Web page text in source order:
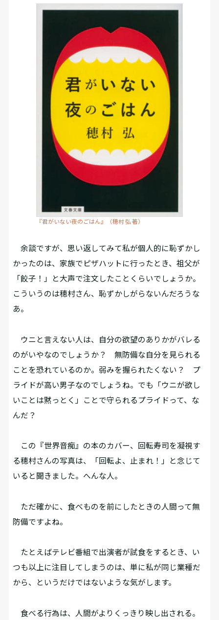
『君がいない夜のごはん』（穂村 弘 著）
余談ですが、思い返してみて私が個人的に恥ずかし
かったのは、家族でピザハットに行ったとき、祖父が
「餃子！」と大声で注文したことくらいでしょうか。
こういうのは穂村さん、恥ずかしがらないんだろうな
あ。
ウニと言えない人は、自分の欲望のありかがバレる
のがいやなのでしょうか？ 無防備な自分を見られる
ことを恐れているのか。弱みを握られたくない？ プ
ライドが高い男子なのでしょうね。でも「ウニが欲し
いことは黙っとく」ことで守られるプライドって、な
んだ？
この『世界音痴』の本のカバー、回転寿司を凝視す
る穂村さんの写真は、「回転よ、止まれ！」と念じて
いると聞きました。へんな人。
ただ確かに、食べものを前にしたときの人間って無
防備ですよね。
たとえばテレビ番組で出演者が試食をするとき、い
つも以上に注目してしまうのは、単に私が同じ業種だ
から、というだけではないような気がします。
食べる行為は、人間がよりくっきり映し出される。